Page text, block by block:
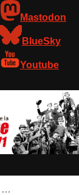
Mastodon
BlueSky
Youtube